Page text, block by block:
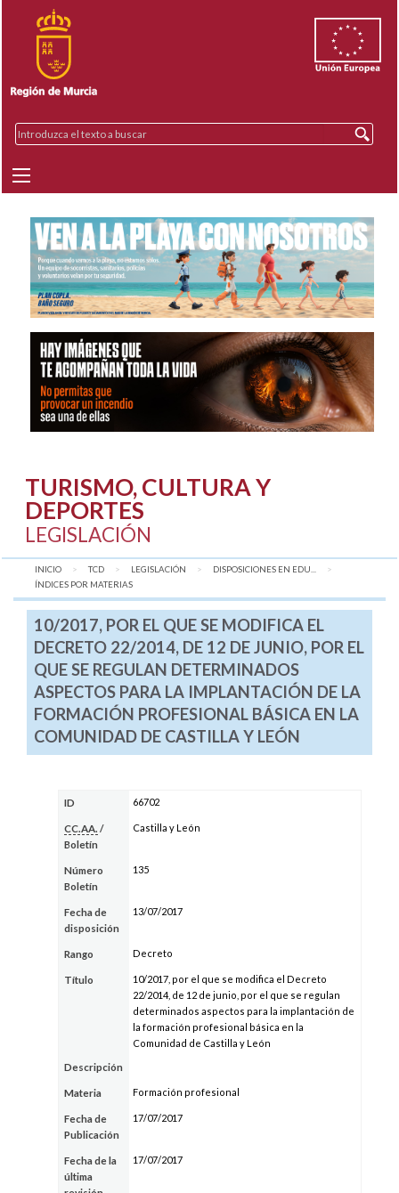
TURISMO, CULTURA Y
DEPORTES
LEGISLACIÓN
INICIO TCD LEGISLACIÓN
DISPOSICIONES EN EDU...
AQUÍ:
ÍNDICES POR MATERIAS
10/2017, POR EL QUE SE MODIFICA EL
DECRETO 22/2014, DE 12 DE JUNIO, POR EL
QUE SE REGULAN DETERMINADOS
ASPECTOS PARA LA IMPLANTACIÓN DE LA
FORMACIÓN PROFESIONAL BÁSICA EN LA
COMUNIDAD DE CASTILLA Y LEÓN
ID 66702
CC.AA. /
Boletín
Castilla y León
Número
Boletín
135
Fecha de
disposición
13/07/2017
Rango Decreto
Título
10/2017, por el que se modifica el Decreto
22/2014, de 12 de junio, por el que se regulan
determinados aspectos para la implantación de
la formación profesional básica en la
Comunidad de Castilla y León
Descripción
Materia Formación profesional
Fecha de
Publicación
17/07/2017
Fecha de la
última
17/07/2017